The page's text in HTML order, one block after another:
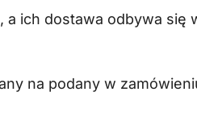
, a ich dostawa odbywa się
na podany w